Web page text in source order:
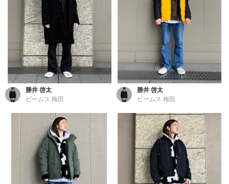
勝井 啓太
ビームス 梅田
勝井 啓太
ビームス 梅田